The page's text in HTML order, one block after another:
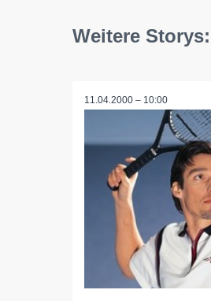
Weitere
11.04.2000 – 10:00